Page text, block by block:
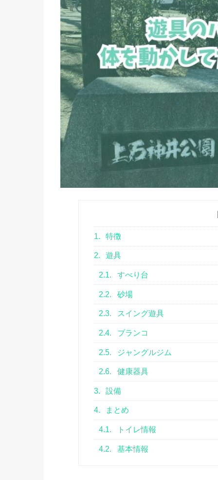
1. 特徴
2. 遊具
2.1. すべり台
2.2. 砂場
2.3. スイング遊具
2.4. ブランコ
2.5. ジャングルジム
2.6. 健康器具
3. 設備
4. まとめ
4.1. トイレ情報
4.2. 基本情報